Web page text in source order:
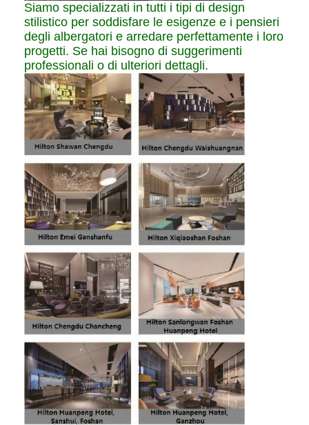
Siamo specializzati in tutti i tipi di design
stilistico per soddisfare le esigenze e i pensieri
degli albergatori e arredare perfettamente i loro
progetti. Se hai bisogno di suggerimenti
professionali o di ulteriori dettagli.